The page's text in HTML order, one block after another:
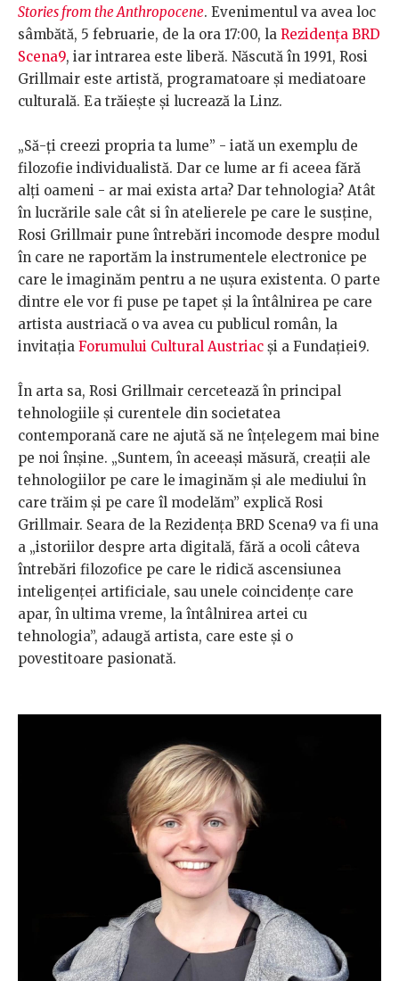
Stories from the Anthropocene. Evenimentul va avea loc
sâmbătă, 5 februarie, de la ora 17:00, la Rezidența BRD
Scena9, iar intrarea este liberă. Născută în 1991, Rosi
Grillmair este artistă, programatoare și mediatoare
culturală. Ea trăiește și lucrează la Linz.
„Să-ți creezi propria ta lume” - iată un exemplu de
filozofie individualistă. Dar ce lume ar fi aceea fără
alți oameni - ar mai exista arta? Dar tehnologia? Atât
în lucrările sale cât si în atelierele pe care le susține,
Rosi Grillmair pune întrebări incomode despre modul
în care ne raportăm la instrumentele electronice pe
care le imaginăm pentru a ne ușura existenta. O parte
dintre ele vor fi puse pe tapet și la întâlnirea pe care
artista austriacă o va avea cu publicul român, la
invitația Forumului Cultural Austriac şi a Fundației9.
În arta sa, Rosi Grillmair cercetează în principal
tehnologiile și curentele din societatea
contemporană care ne ajută să ne înțelegem mai bine
pe noi înșine. „Suntem, în aceeași măsură, creații ale
tehnologiilor pe care le imaginăm și ale mediului în
care trăim și pe care îl modelăm” explică Rosi
Grillmair. Seara de la Rezidența BRD Scena9 va fi una
a „istoriilor despre arta digitală, fără a ocoli câteva
întrebări filozofice pe care le ridică ascensiunea
inteligenței artificiale, sau unele coincidențe care
apar, în ultima vreme, la întâlnirea artei cu
tehnologia”, adaugă artista, care este și o
povestitoare pasionată.